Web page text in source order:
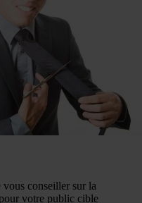
conseiller sur la
votre public cible